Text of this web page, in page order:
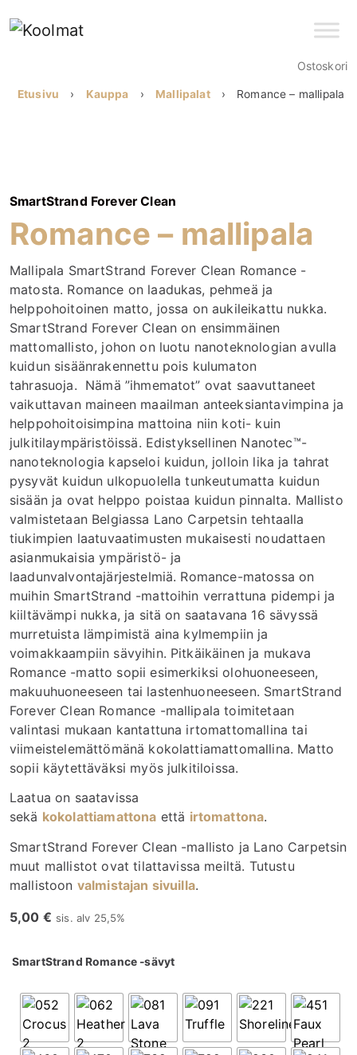
Ostoskori
Etusivu › Kauppa › Mallipalat › Romance – mallipala
SmartStrand Forever Clean
Romance – mallipala
Mallipala SmartStrand Forever Clean Romance -
matosta. Romance on laadukas, pehmeä ja
helppohoitoinen matto, jossa on aukileikattu nukka.
SmartStrand Forever Clean on ensimmäinen
mattomallisto, johon on luotu nanoteknologian avulla
kuidun sisäänrakennettu pois kulumaton
tahrasuoja. Nämä ”ihmematot” ovat saavuttaneet
vaikuttavan maineen maailman anteeksiantavimpina ja
helppohoitoisimpina mattoina niin koti- kuin
julkitilaympäristöissä. Edistyksellinen Nanotec™-
nanoteknologia kapseloi kuidun, jolloin lika ja tahrat
pysyvät kuidun ulkopuolella tunkeutumatta kuidun
sisään ja ovat helppo poistaa kuidun pinnalta. Mallisto
valmistetaan Belgiassa Lano Carpetsin tehtaalla
tiukimpien laatuvaatimusten mukaisesti noudattaen
asianmukaisia ympäristö- ja
laadunvalvontajärjestelmiä. Romance-matossa on
muihin SmartStrand -mattoihin verrattuna pidempi ja
kiiltävämpi nukka, ja sitä on saatavana 16 sävyssä
murretuista lämpimistä aina kylmempiin ja
voimakkaampiin sävyihin. Pitkäikäinen ja mukava
Romance -matto sopii esimerkiksi olohuoneeseen,
makuuhuoneeseen tai lastenhuoneeseen. SmartStrand
Forever Clean Romance -mallipala toimitetaan
valintasi mukaan kantattuna irtomattomallina tai
viimeistelemättömänä kokolattiamattomallina. Matto
sopii käytettäväksi myös julkitiloissa.
Laatua on saatavissa
sekä kokolattiamattona että irtomattona.
SmartStrand Forever Clean -mallisto ja Lano Carpetsin
muut mallistot ovat tilattavissa meiltä. Tutustu
mallistoon valmistajan sivuilla.
5,00 € sis. alv 25,5%
SmartStrand Romance -sävyt